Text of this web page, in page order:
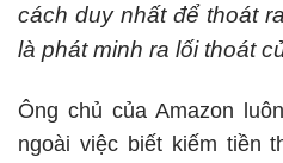
cách duy nhất để thoát
là phát minh ra lối thoát
Ông chủ của Amazon
ngoài việc biết kiếm tiền